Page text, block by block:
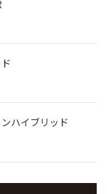
ハイブリッド